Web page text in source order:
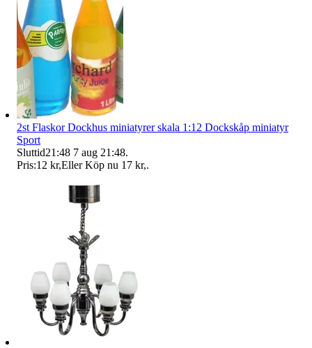
2st Flaskor Dockhus miniatyrer skala 1:12 Dockskåp miniatyr
Sport
Sluttid21:48 7 aug 21:48.
Pris:12 kr,Eller Köp nu 17 kr,.